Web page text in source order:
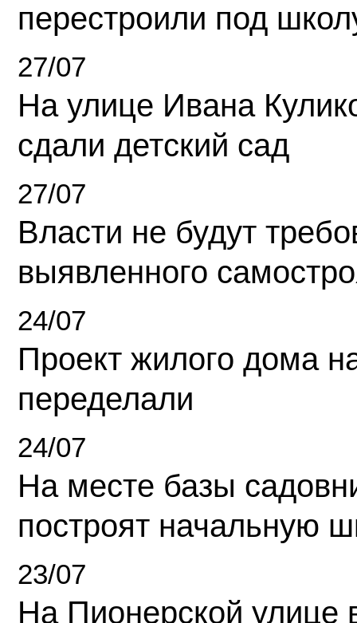
перестроили под
27/07
На улице Ивана
сдали детский сад
27/07
Власти не будут
выявленного
24/07
Проект жилого дома
переделали
24/07
На месте базы
построят начальную
23/07
На Пионерской улице